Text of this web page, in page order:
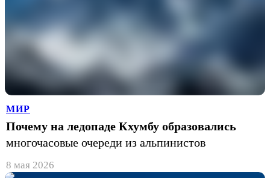
МИР
Почему на ледопаде Кхумбу образовались
многочасовые очереди из альпинистов
8 мая 2026